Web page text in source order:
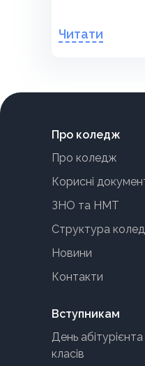
Читати
Про коледж
Про коледж
Корисні
ЗНО та НМТ
Структура
Новини
Контакти
Вступникам
День
класів